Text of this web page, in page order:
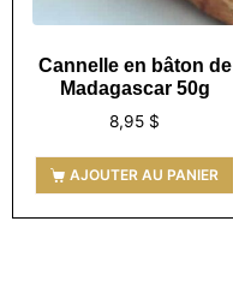
Cannelle en bâton de
Madagascar 50g
8,95 $
AJOUTER AU PANIER